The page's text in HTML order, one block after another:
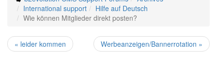
International support
Hilfe auf Deutsch
Wie können Mitglieder direkt posten?
« leider kommen Werbeanzeigen/Bannerrotation »